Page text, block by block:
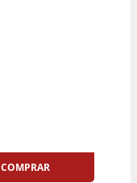
COMPRAR